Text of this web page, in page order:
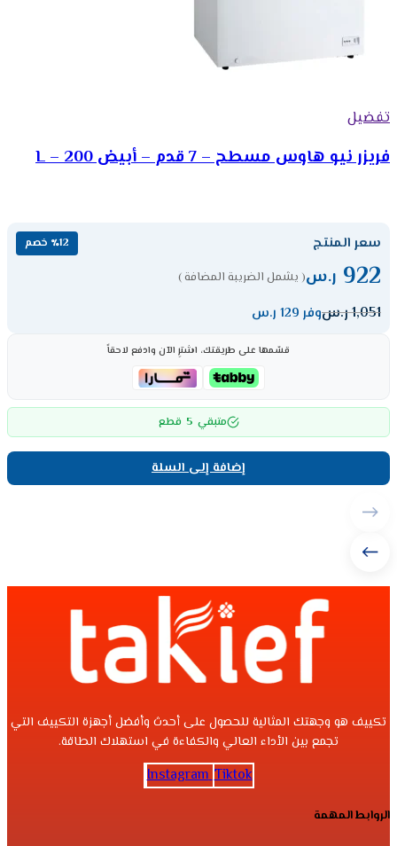
تفضيل
فريزر نيو هاوس مسطح – 7 قدم – أبيض 200 – L
سعر المنتج ٪12 خصم
922 ر.س( يشمل الضريبة المضافة )
1,051ر.سوفر 129 ر.س
قسّمها على طريقتك، اشترِ الآن وادفع لاحقاً
متبقي 5 قطع
إضافة إلى السلة
تكييف هو وجهتك المثالية للحصول على أحدث وأفضل أجهزة التكييف التي
تجمع بين الأداء العالي والكفاءة في استهلاك الطاقة.
Instagram Tiktok
الروابط المهمة